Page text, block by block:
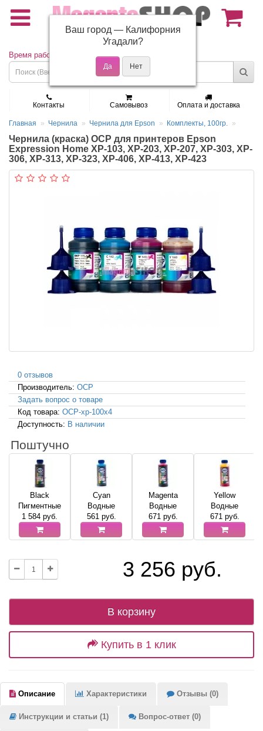
(495) 150-01-37
Время работы: Пн - Пт 9:30 - 19:00
Контакты Самовывоз Оплата и доставка
Главная Чернила Чернила для Epson Комплекты, 100гр.
Чернила (краска) OCP для принтеров Epson
Expression Home XP-103, XP-203, XP-207, XP-303, XP-
306, XP-313, XP-323, XP-406, XP-413, XP-423
0 отзывов
Производитель: OCP
Задать вопрос о товаре
Код товара: OCP-xp-100x4
Доступность: В наличии
Поштучно
Black
Пигментные
1 584 руб.
Cyan
Водные
561руб.
Magenta
Водные
671руб.
Yellow
Водные
671руб.
3 256 руб.
В корзину
Купить в 1 клик
Описание Характеристики Отзывы (0)
Инструкции и статьи (1) Вопрос-ответ (0)
Ваш город — Калифорния
Угадали?